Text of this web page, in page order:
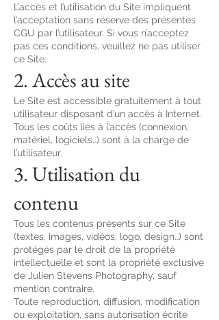
L’accès et l’utilisation du Site impliquent
l’acceptation sans réserve des présentes
CGU par l’utilisateur. Si vous n’acceptez
pas ces conditions, veuillez ne pas utiliser
ce Site.
2. Accès au site
Le Site est accessible gratuitement à tout
utilisateur disposant d’un accès à Internet.
Tous les coûts liés à l’accès (connexion,
matériel, logiciels…) sont à la charge de
l’utilisateur.
3. Utilisation du
contenu
Tous les contenus présents sur ce Site
(textes, images, vidéos, logo, design…) sont
protégés par le droit de la propriété
intellectuelle et sont la propriété exclusive
de Julien Stevens Photography, sauf
mention contraire.
Toute reproduction, diffusion, modification
ou exploitation, sans autorisation écrite